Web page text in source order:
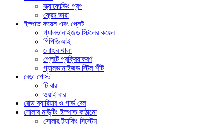
স্ক্যাফোল্ডিং প্রপ
ফ্রেম ভারা
ইস্পাত কয়েল এবং প্লেট
গ্যালভানাইজড স্টিলের কয়েল
পিপিজিআই
লোহার থালা
প্লেটে প্রক্রিয়াকরণ
গ্যালভানাইজড স্টিল শীট
বেড়া পোস্ট
টি বার
ওয়াই বার
রোড ব্যারিয়ার ও গার্ড রেল
সোলার মাউন্টিং ইস্পাত কাঠামো
সোলার ট্র্যাকিং সিস্টেম